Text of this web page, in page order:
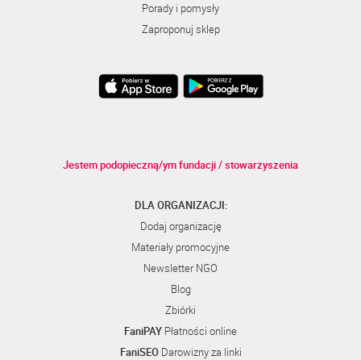
Porady i pomysły
Zaproponuj sklep
Jestem podopieczną/ym fundacji / stowarzyszenia
DLA ORGANIZACJI:
Dodaj organizację
Materiały promocyjne
Newsletter NGO
Blog
Zbiórki
FaniPAY Płatności online
FaniSEODarowizny za linki